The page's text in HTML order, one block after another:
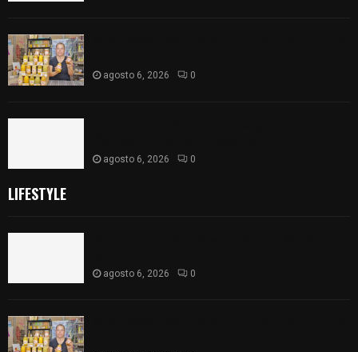
agosto 6, 2026 0
agosto 6, 2026 0
LIFESTYLE
agosto 6, 2026 0